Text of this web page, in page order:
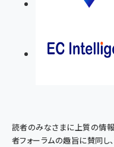
読者のみなさまに上質の情報
者フォーラムの趣旨に賛同し